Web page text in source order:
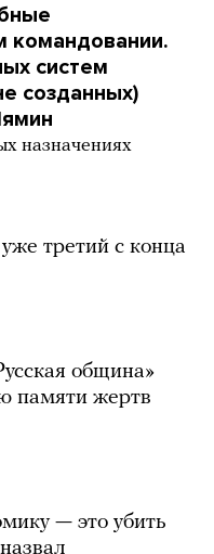
командовании.
систем
созданных)
назначениях
третий с конца
община»
памяти жертв
— это убить